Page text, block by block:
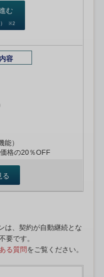
む
※2
容
）
格の20％OFF
る
は、契約が自動継続とな
要です。
る質問をご覧ください。